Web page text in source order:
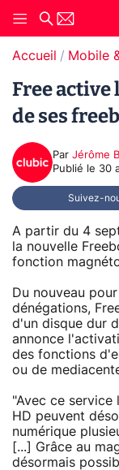
Accueil Mobile
Free active
de ses
Par Jérôme
Publié le 30
Suivez-
A partir du 4
la nouvelle
fonction
Du nouveau
dénégations,
d'un disque dur
annonce
des fonctions
ou de
"Avec ce service
HD peuvent
numérique
[...] Grâce au
désormais